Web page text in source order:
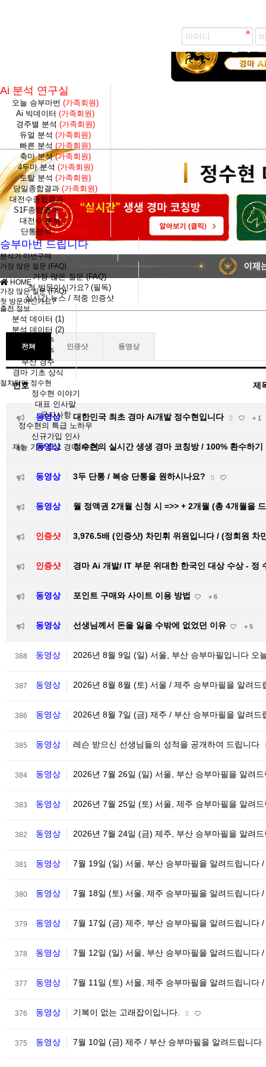
Ai 분석 연구실
오늘 승부마번(가족회원)
Ai 빅데이터(가족회원)
경주별 분석 (가족회원)
듀얼 분석(가족회원)
빠른 분석(가족회원)
축마 분석(가족회원)
4두마 분석 (가족회원)
토탈 분석(가족회원)
당일종합결과(가족회원)
대전수종합결과 (가족회원)
S1F종합결과(가족회원)
대전수 분석(분석가)
단통분석(가족회원)
승부마번 드립니다
분석가 마번구매
가장 많은 질문 (FAQ)
가장 많은 질문 (FAQ)
첫 방문이신가요? (필독)
실시간 뉴스 / 적중 인증샷
출전 정보
분석 데이터 (1)
분석 데이터 (2)
서울 경주
제주 경주
부산 경주
경마 기초 상식
절차탁마 정수현
정수현 이야기
대표 인사말
공지사항
정수현의 특급 노하우
신규가입 인사
재능 기부 (1:1 경마 레슨)
HOME
가장 많은 질문 (FAQ)
첫 방문이신가요?
전체 인증샷 동영상
번호 제
동영상 대한민국 최초 경마 Ai개발 정수현입니다 + 1
동영상 정수현의 실시간 생생 경마 코칭방 / 100% 환수하
동영상 3두 단통 / 복승 단통을 원하시나요?
동영상 월 정액권 2개월 신청 시 =>> + 2개월 (총 4개월을
인증샷 3,976.5배 (인증샷) 차민휘 위원입니다 / (정회원 차
인증샷 경마 Ai 개발/ IT 부문 위대한 한국인 대상 수상 - 정
동영상 포인트 구매와 사이트 이용 방법 + 6
동영상 선생님께서 돈을 잃을 수밖에 없었던 이유 + 5
388 동영상 2026년 8월 9일 (일) 서울, 부산 승부마필입니다 오
387 동영상 2026년 8월 8월 (토) 서울 / 제주 승부마필을 알려드
386 동영상 2026년 8월 7일 (금) 제주 / 부산 승부마필을 알려드
385 동영상 레슨 받으신 선생님들의 성적을 공개하여 드립니다
384 동영상 2026년 7월 26일 (일) 서울, 부산 승부마필을 알려
383 동영상 2026년 7월 25일 (토) 서울, 제주 승부마필을 알려
382 동영상 2026년 7월 24일 (금) 제주, 부산 승부마필을 알려
381 동영상 7월 19일 (일) 서울, 부산 승부마필을 알려드립니다
380 동영상 7월 18일 (토) 서울, 제주 승부마필을 알려드립니다
379 동영상 7월 17일 (금) 제주, 부산 승부마필을 알려드립니다
378 동영상 7월 12일 (일) 서울, 부산 승부마필을 알려드립니다
377 동영상 7월 11일 (토) 서울, 제주 승부마필을 알려드립니다
376 동영상 기복이 없는 고래잡이입니다.
375 동영상 7월 10일 (금) 제주 / 부산 승부마필을 알려드립니다